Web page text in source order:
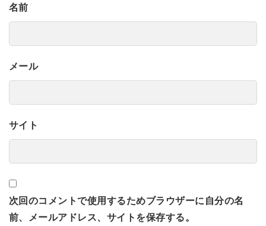
名前
メール
サイト
次回のコメントで使用するためブラウザーに自分の名
前、メールアドレス、サイトを保存する。